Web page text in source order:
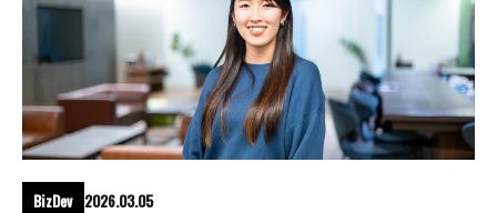
BizDev 2026.03.05